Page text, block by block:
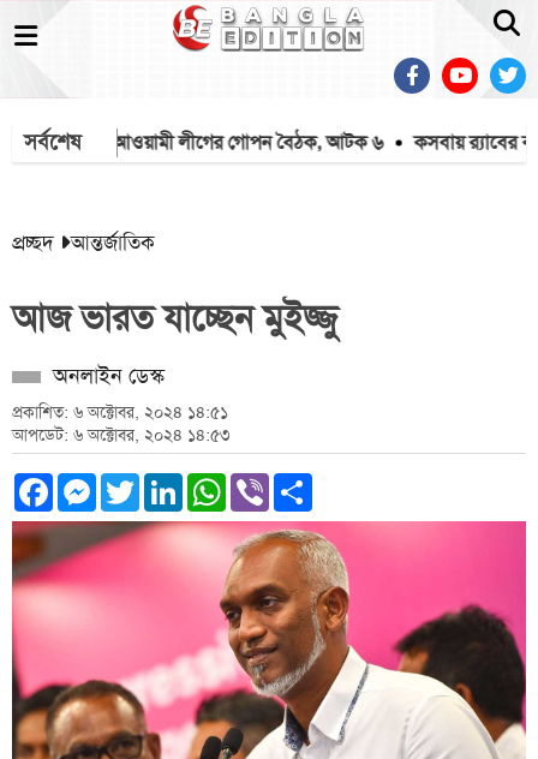
সর্বশেষ
গুলশানে আওয়ামী লীগের গোপন বৈঠক, আটক ৬ কসবায় র‍্যাবের বড়
প্রচ্ছদ আন্তর্জাতিক
আজ ভারত যাচ্ছেন মুইজ্জু
অনলাইন ডেস্ক
প্রকাশিত: ৬ অক্টোবর, ২০২৪ ১৪:৫১
আপডেট: ৬ অক্টোবর, ২০২৪ ১৪:৫৩
Facebook
Messenger
TwitterLinkedInWhatsApp
Viber